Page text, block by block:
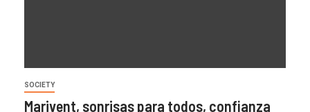
SOCIETY
Marivent, sonrisas para todos, confianza